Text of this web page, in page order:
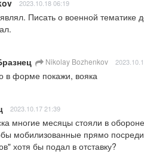
2023.10.18 06:19
Писать о военной
Nikolay Bozhenkov
в форме покажи, вояка
2023.10.17 21:39
многие месяцы стояли в
мобилизованные прямо
хотя бы подал в отставку?